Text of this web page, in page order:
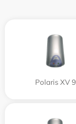
Polaris XV 9